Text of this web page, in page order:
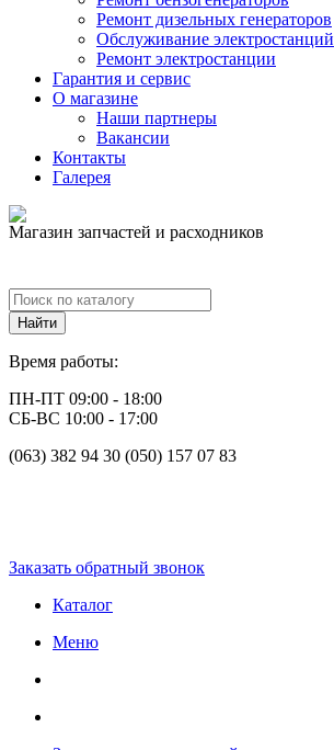
Ремонт дизельных генераторов
Обслуживание электростанций
Ремонт электростанции
Гарантия и сервис
О магазине
Наши партнеры
Вакансии
Контакты
Галерея
Магазин запчастей и расходников
Время работы:
ПН-ПТ 09:00 - 18:00
СБ-ВС 10:00 - 17:00
(063) 382 94 30 (050) 157 07 83
Заказать обратный звонок
Каталог
Меню